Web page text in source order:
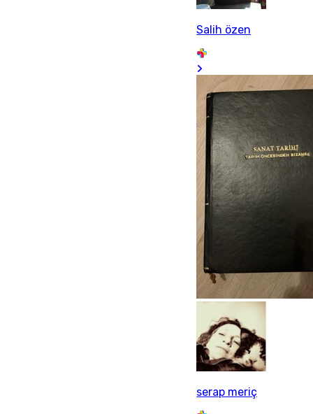
Salih özen
serap meriç